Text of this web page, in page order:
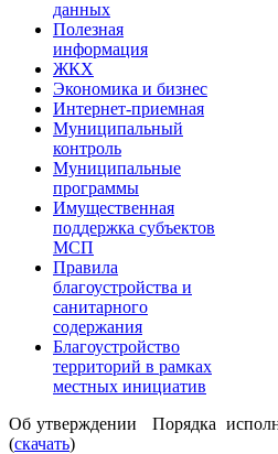
данных
Полезная
информация
ЖКХ
Экономика и бизнес
Интернет-приемная
Муниципальный
контроль
Муниципальные
программы
Имущественная
поддержка субъектов
МСП
Правила
благоустройства и
санитарного
содержания
Благоустройство
территорий в рамках
местных инициатив
Об утверждении Порядка
(скачать)